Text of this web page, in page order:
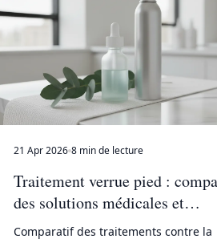
21 Apr 2026 8 min de lecture
Traitement verrue pied :
des solutions médicales et
naturelles
Comparatif des traitements contre la